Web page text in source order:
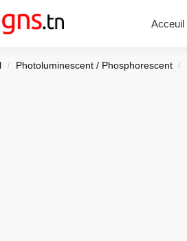
Acceuil
/ Photoluminescent / Phosphorescent /